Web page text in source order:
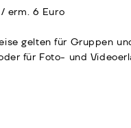
erm. 6 Euro
gelten für Gruppen
für Foto- und